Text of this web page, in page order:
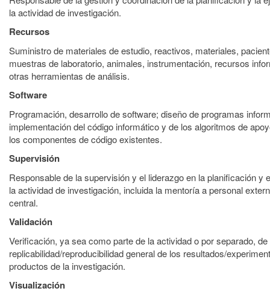
la actividad de investigación.
Recursos
Suministro de materiales de estudio, reactivos, materiales,
muestras de laboratorio, animales, instrumentación, recursos
otras herramientas de análisis.
Software
Programación, desarrollo de software; diseño de programas
implementación del código informático y de los algoritmos de
los componentes de código existentes.
Supervisión
Responsable de la supervisión y el liderazgo en la planificación y
la actividad de investigación, incluida la mentoría a personal
central.
Validación
Verificación, ya sea como parte de la actividad o por separado, de
replicabilidad/reproducibilidad general de los resultados/
productos de la investigación.
Visualización